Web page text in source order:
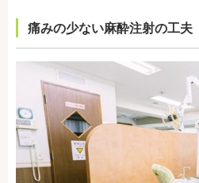
痛みの少ない麻酔注射の工夫